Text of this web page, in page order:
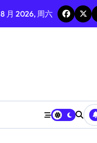
8 月 2026, 周六